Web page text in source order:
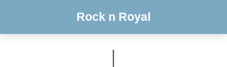
Rock n Royal